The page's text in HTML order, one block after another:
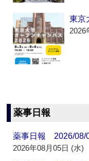
東
2026
薬事日報
薬事日報 2026/08/
2026年08月05日 (水)